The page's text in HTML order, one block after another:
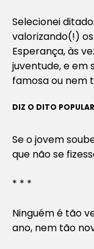
Selecionei
valorizando(!)
Esperança, às
juventude, e em
famosa ou nem
DIZ O DITO
Se o jovem
que não se
* * *
Ninguém é tão
ano, nem tão